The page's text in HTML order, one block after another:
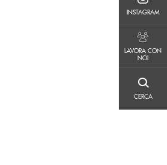
INSTAGRAM
LAVORA CON
NOI
CERCA